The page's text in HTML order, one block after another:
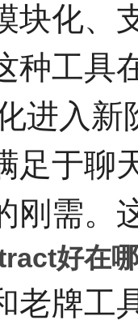
块化、
种工具
进入新
足于聊
刚需。
好在
老牌工